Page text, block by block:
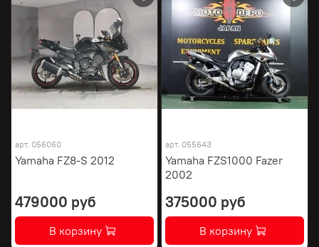
арт. 056060
Yamaha FZ8-S 2012
479000 руб
В корзину
арт. 055643
Yamaha FZS1000 Fazer
2002
375000 руб
В корзину